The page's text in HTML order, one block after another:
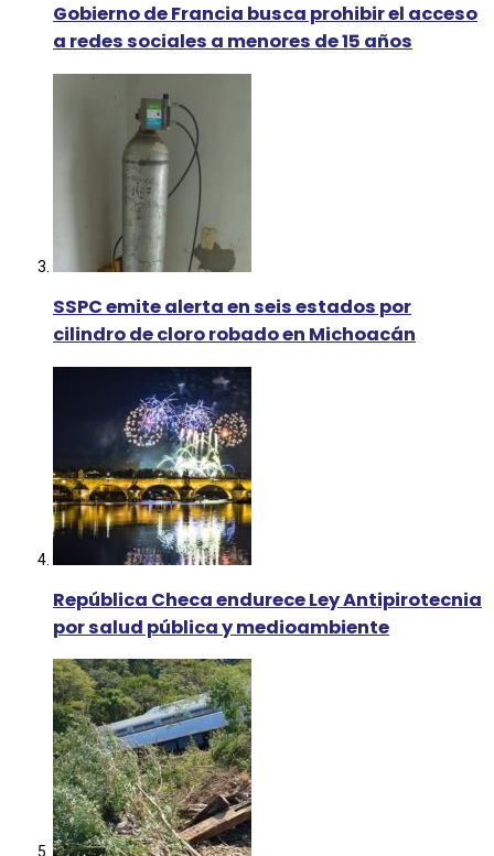
Gobierno de Francia busca prohibir el acceso
a redes sociales a menores de 15 años
SSPC emite alerta en seis estados por
cilindro de cloro robado en Michoacán
República Checa endurece Ley Antipirotecnia
por salud pública y medioambiente